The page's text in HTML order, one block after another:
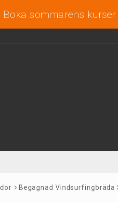
Boka sommarens kurser
Begagnad Vindsurfingbräda